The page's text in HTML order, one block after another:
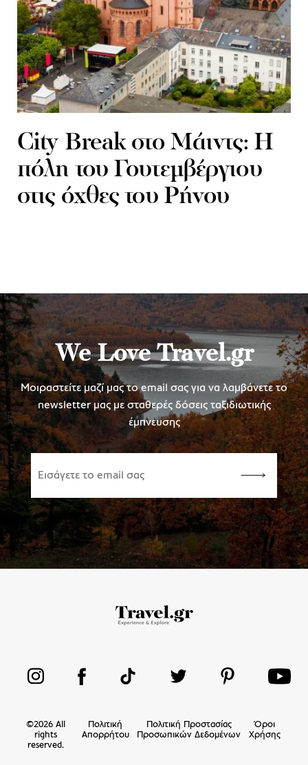
City Break στο Μάιντς: H
πόλη του Γουτεμβέργιου
στις όχθες του Ρήνου
We Love Travel.gr
Μοιραστείτε μαζί μας το email σας για να λαμβάνετε το
newsletter μας με σταθερές δόσεις ταξιδιωτικής
έμπνευσης
©2026 All
rights
reserved.
Πολιτική
Απορρήτου
Πολιτική Προστασίας
Προσωπικών Δεδομένων
Όροι
Χρήσης